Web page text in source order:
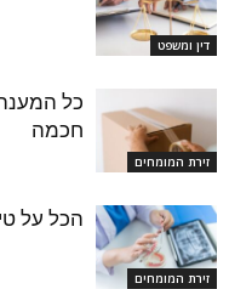
דין ומשפט
זירת המומחים
כל המענה
חכמה
זירת המומחים
הכל על